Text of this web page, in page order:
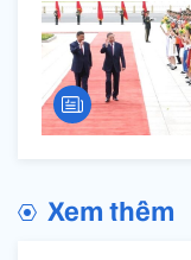
Xem thêm